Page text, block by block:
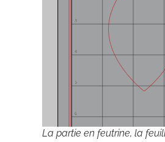
La partie en feutrine, la